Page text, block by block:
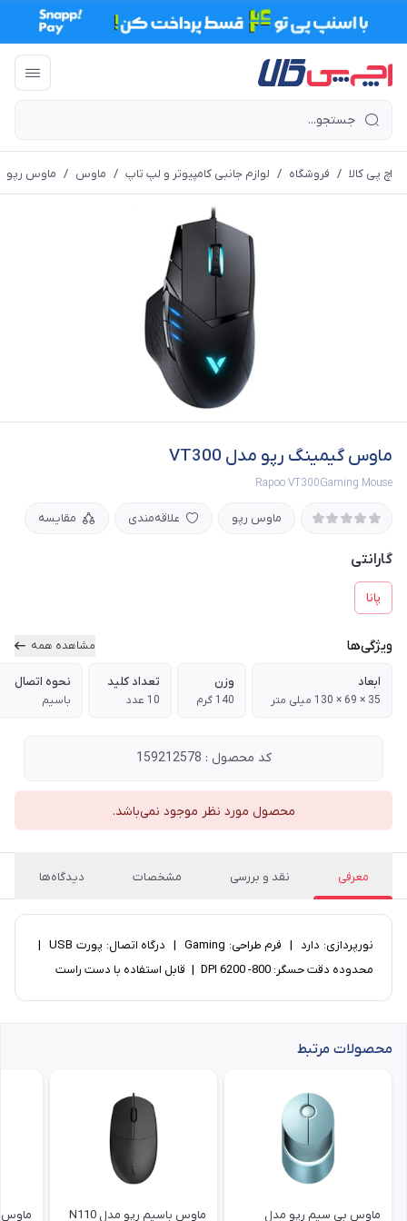
اچ پی کالا / فروشگاه / لوازم جانبی کامپیوتر و لپ تاپ / ماوس / ماوس رپو
ماوس گیمینگ رپو مدل VT300
Rapoo VT300Gaming Mouse
ماوس رپو علاقه‌مندی مقایسه
گارانتی
پانا
ویژگی‌ها مشاهده همه
ابعاد
35 × 69 × 130 میلی متر
وزن
140 گرم
تعداد کلید
10 عدد
نحوه اتصال
باسیم
کد محصول : 159212578
محصول مورد نظر موجود نمی‌باشد.
معرفی نقد و بررسی مشخصات دیدگاه‌ها
نورپردازی: دارد | فرم طراحی: Gaming | درگاه اتصال: پورت USB |
محدوده دقت حسگر: 800- 6200 DPI | قابل استفاده با دست راست
محصولات مرتبط
ماوس بی سیم رپو مدل
ماوس باسیم رپو مدل N110
ماوس